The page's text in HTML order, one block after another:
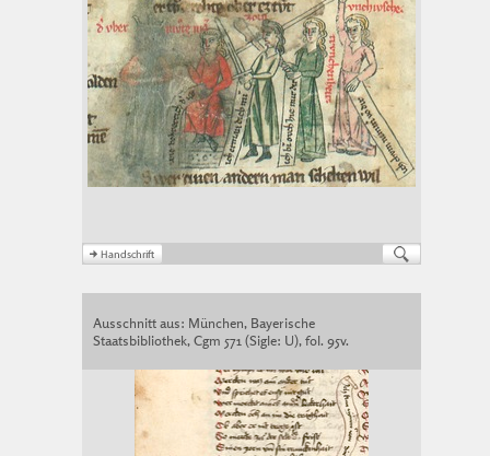
Ausschnitt aus: München, Bayerische
Staatsbibliothek, Cgm 571 (Sigle: U), fol. 95v.